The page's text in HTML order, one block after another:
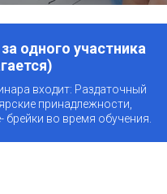
одного участника
входит: Раздаточный
принадлежности,
брейки во время обучения.